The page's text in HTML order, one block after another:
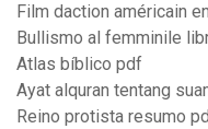
Film daction américain
Bullismo al femminile
Atlas bíblico pdf
Ayat alquran tentang
Reino protista resumo